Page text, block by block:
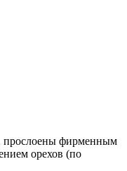
прослоены фирменным
орехов (по